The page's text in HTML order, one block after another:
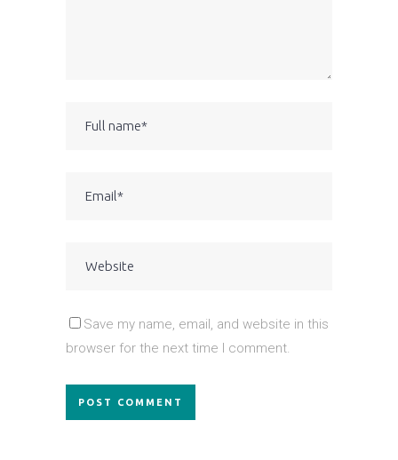
Save my name, email, and website in this
browser for the next time I comment.